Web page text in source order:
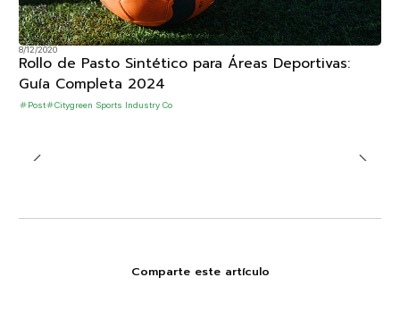
8/12/2020
Rollo de Pasto Sintético para Áreas Deportivas:
Guía Completa 2024
Post Citygreen Sports Industry Co
Comparte este artículo